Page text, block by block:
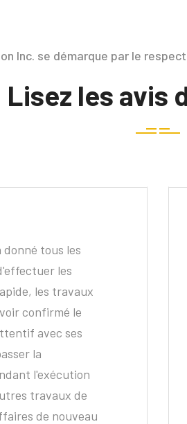
Inc. se démarque par le
Lisez les avis
tous les
les
les travaux
confirmé le
avec ses
la
l'exécution
travaux de
de nouveau